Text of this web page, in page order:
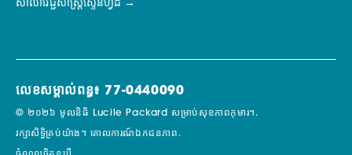
សាលាវេជ្ជសាស្ត្រស្ទែនហ្វដ
លេខសម្គាល់ពន្ធ៖ 77-0440090
© ២០២៦ មូលនិធិ Lucile Packard សម្រាប់សុខភាពកុមារ។.
រក្សាសិទ្ធិគ្រប់យ៉ាង។ គោលការណ៍ឯកជនភាព.